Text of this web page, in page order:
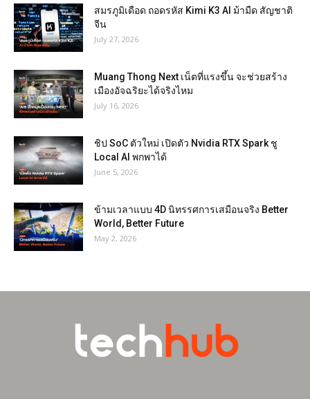
สมรภูมิเดือด ถอดรหัส Kimi K3 AI ม้ามืด สัญชาติ
จีน
July 27, 2026
Muang Thong Next เน็ตที่แรงขึ้น จะช่วยสร้าง
เมืองอัจฉริยะได้จริงไหม
July 16, 2026
ชิป SoC ตัวใหม่ เปิดตัว Nvidia RTX Spark ชู
Local AI พกพาได้
June 5, 2026
ข้ามเวลาแบบ 4D นิทรรศการเสมือนจริง Better
World, Better Future
May 2, 2026